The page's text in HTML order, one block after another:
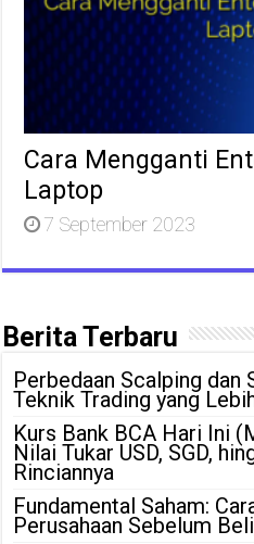
Cara Mengganti
Laptop
7 September 2023
Berita Terbaru
Perbedaan Scalping dan
Teknik Trading yang
Kurs Bank BCA Hari Ini
Nilai Tukar USD, SGD,
Rinciannya
Fundamental Saham:
Perusahaan Sebelum